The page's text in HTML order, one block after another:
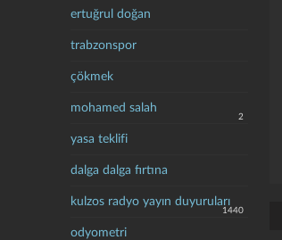
ertuğrul doğan
trabzonspor
çökmek
mohamed salah
2
yasa teklifi
dalga dalga fırtına
kulzos radyo yayın duyuruları
1440
odyometri